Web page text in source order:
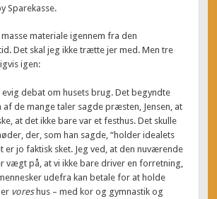
Sparekasse.
materiale igennem fra den
Det skal jeg ikke trætte jer med. Men tre
igen:
evig debat om husets brug. Det begyndte
af de mange taler sagde præsten, Jensen, at
at det ikke bare var et festhus. Det skulle
der, som han sagde, “holder idealets
er jo faktisk sket. Jeg ved, at den nuværende
vægt på, at vi ikke bare driver en forretning,
udefra kan betale for at holde
vores hus – med kor og gymnastik og